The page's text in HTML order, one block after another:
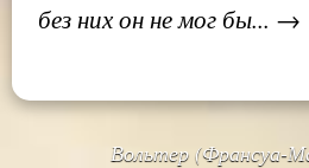
без них он не мог бы... →
Вольтер (Франсуа-